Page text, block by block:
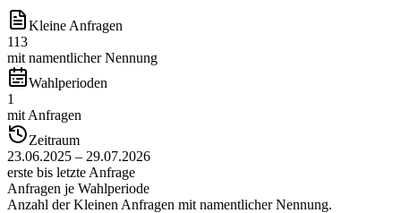
Kleine Anfragen
113
mit namentlicher Nennung
Wahlperioden
1
mit Anfragen
Zeitraum
23.06.2025 – 29.07.2026
erste bis letzte Anfrage
Anfragen je Wahlperiode
Anzahl der Kleinen Anfragen mit namentlicher Nennung.